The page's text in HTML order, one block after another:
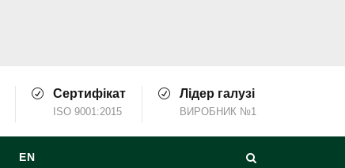
Сертифікат
ISO 9001:2015
Лідер галузі
ВИРОБНИК №1
EN